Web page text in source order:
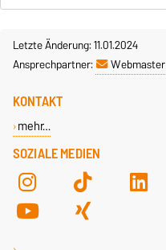
Letzte Änderung: 11.01.2024
Ansprechpartner:
Webmaster
SOZIALE MEDIEN
KONTAKT
mehr…